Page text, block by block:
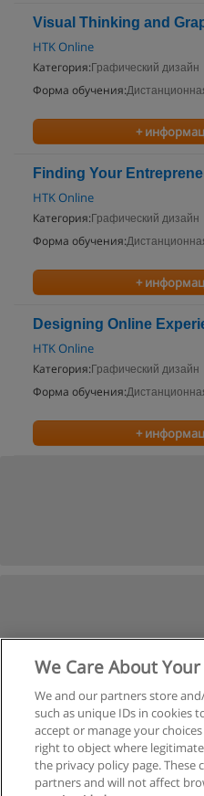
Visual Thinking and
HTK Online
Категория: Графический дизайн
Форма обучения:
+
Finding Your
HTK Online
Категория: Графический дизайн
Форма обучения:
+
Designing Online
HTK Online
Категория: Графический дизайн
Форма обучения:
+
We Care About
We and our partners store
such as unique IDs in cookies
accept or manage your
right to object where
the privacy policy page. These
partners and will not affect